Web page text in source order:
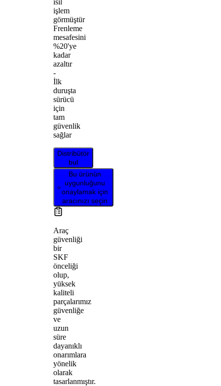
işlem
görmüştür
Frenleme
mesafesini
%20'ye
kadar
azaltır
-
İlk
duruşta
sürücü
için
tam
güvenlik
sağlar
Distribütör
bul
Bu ürünün
uygunluğunu
onaylamak için
aracınızı seçin
Araç
güvenliği
bir
SKF
önceliği
olup,
yüksek
kaliteli
parçalarımız
güvenliğe
ve
uzun
süre
dayanıklı
onarımlara
yönelik
olarak
tasarlanmıştır.